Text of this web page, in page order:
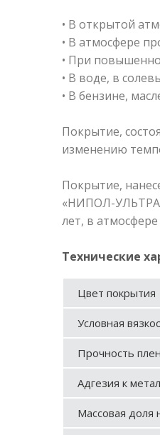
• В открытой
• В атмосфере
• При
• В воде, в
• В бензине,
Покрытие,
изменению
Покрытие,
«НИПОЛ-УЛЬТРА
лет, в
Технические
Цвет покрытия
Условная
Прочность
Адгезия к
Массовая доля